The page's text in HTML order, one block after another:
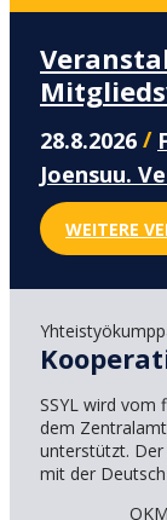
28.8.2026 /
Joensuu.
WEITERE
SSYL wird vom
dem
unterstützt.
mit der
OKM